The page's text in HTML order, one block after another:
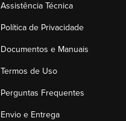
Assistência Técnica
Política de Privacidade
Documentos e Manuais
Termos de Uso
Perguntas Frequentes
Envio e Entrega